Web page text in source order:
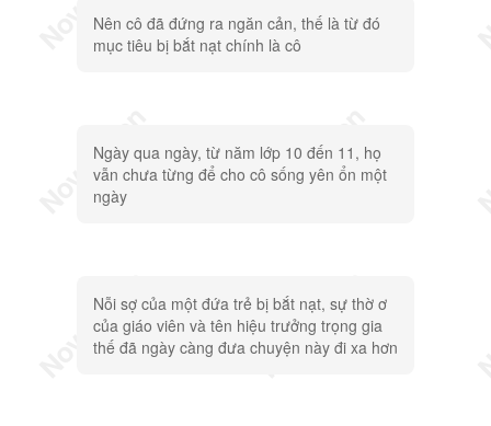
Nên cô đã đứng ra ngăn cản, thế là từ đó
mục tiêu bị bắt nạt chính là cô
Ngày qua ngày, từ năm lớp 10 đến 11, họ
vẫn chưa từng để cho cô sống yên ổn một
ngày
Nỗi sợ của một đứa trẻ bị bắt nạt, sự thờ ơ
của giáo viên và tên hiệu trưởng trọng gia
thế đã ngày càng đưa chuyện này đi xa hơn